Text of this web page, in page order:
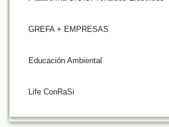
GREFA + EMPRESAS
Educación Ambiental
Life ConRaSi